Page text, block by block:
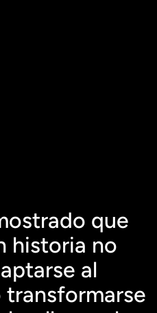
que
historia no
al
transformarse